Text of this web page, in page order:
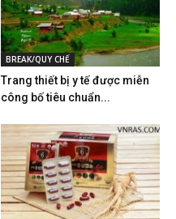
BREAK/QUY CHẾ
Trang thiết bị y tế được miễn
công bố tiêu chuẩn...